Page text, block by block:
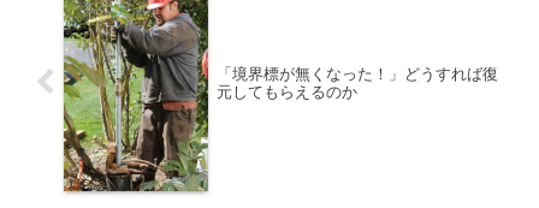
「境界標が無くなった！」どうすれば復
元してもらえるのか